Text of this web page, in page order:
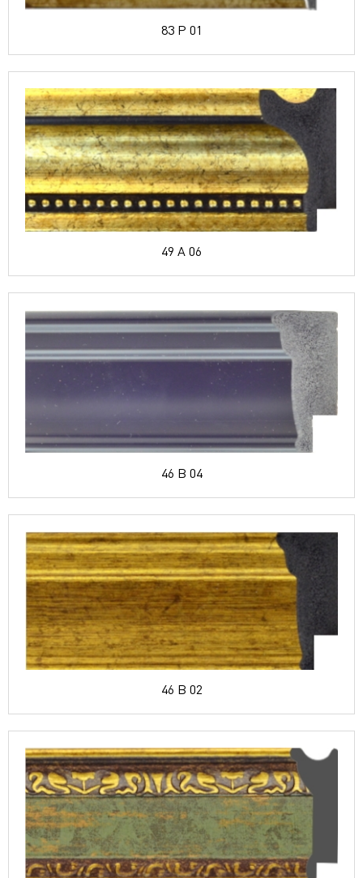
83 P 01
49 A 06
46 B 04
46 B 02